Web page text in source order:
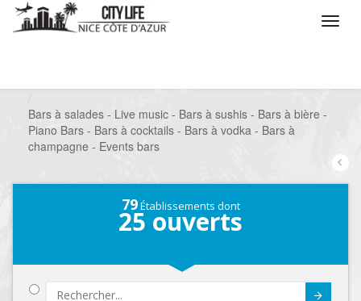
Bars à salades - Live music - Bars à sushis - Bars à bière -
Piano Bars - Bars à cocktails - Bars à vodka - Bars à
champagne - Events bars
79Établissements dont
25 ouverts